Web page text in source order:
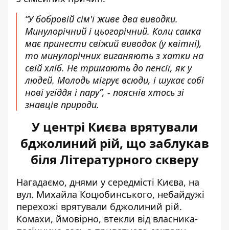
“У бобровій сім'ї живе два виводки.
Минулорічний і цьогорічний. Коли самка
має принести свіжий виводок (у квітні),
то минулорічних виганяють з хатки на
свій хліб. Не тримають до пенсії, як у
людей. Молодь мігрує всюди, і шукає собі
нові угіддя і пару”, - пояснів хтось зі
знавців природи.
У центрі Києва врятували
бджолиний рій, що заблукав
біля Літературного скверу
Нагадаємо, днями у середмісті Києва, на
вул. Михайла Коцюбинського, небайдужі
перехожі врятували бджолиний рій.
Комахи, ймовірно, втекли від власника-